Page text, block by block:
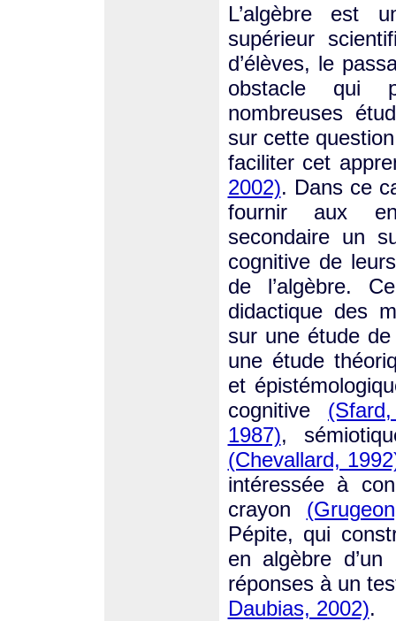
L’algèbre est
supérieur
d’élèves, le
obstacle qui
nombreuses
sur cette
faciliter cet
2002). Dans ce
fournir aux
secondaire un
cognitive de
de l’algèbre.
didactique des
sur une étude
une étude
et
cognitive
1987),
(Chevallard,
intéressée à
crayon
Pépite, qui
en algèbre
réponses à un
Daubias, 2002).